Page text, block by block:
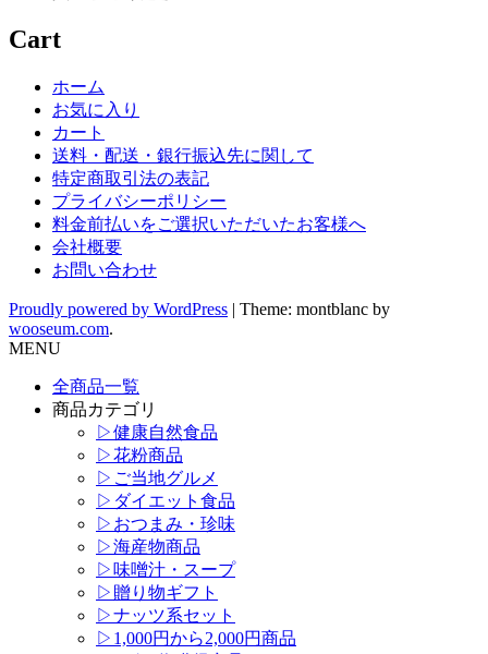
Cart
ホーム
お気に入り
カート
送料・配送・銀行振込先に関して
特定商取引法の表記
プライバシーポリシー
料金前払いをご選択いただいたお客様へ
会社概要
お問い合わせ
Proudly powered by WordPress | Theme: montblanc by
wooseum.com.
MENU
全商品一覧
商品カテゴリ
▷健康自然食品
▷花粉商品
▷ご当地グルメ
▷ダイエット食品
▷おつまみ・珍味
▷海産物商品
▷味噌汁・スープ
▷贈り物ギフト
▷ナッツ系セット
▷1,000円から2,000円商品